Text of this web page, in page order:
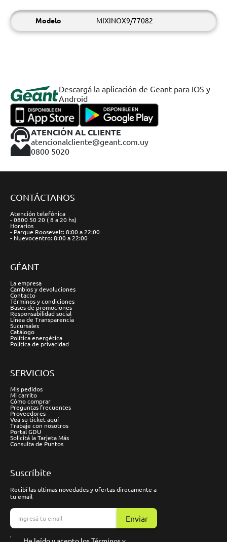
Modelo MIXINOX9/77082
Descargá la aplicación de Geant para IOS y
Android
ATENCIÓN AL CLIENTE
atencionalcliente@geant.com.uy
0800 5020
CONTÁCTANOS
Atención telefónica
- 0800 50 20 ( 8 a 20 hs)
Horarios
- Parque Roosevelt: 8:00 a 22:00
- Nuevocentro: 8:00 a 22:00
GÉANT
La empresa
Cambios y devoluciones
Contacto
Términos y condiciones
Bases de promociones
Responsabilidad social
Línea de Transparencia
Sucursales
Catálogo
Política energética
Política de privacidad
SERVICIOS
Mis pedidos
Mi carrito
Cómo comprar
Preguntas frecuentes
Proveedores
Vea su ticket aquí
Trabaje con nosotros
Portal GDU
Solicitá la Tarjeta Más
Consulta de Puntos
Suscríbite
Recibí las ultimas novedades y ofertas direcamente a
tu email
Enviar